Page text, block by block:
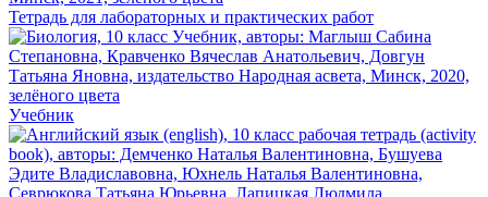
Тетрадь для лабораторных и практических работ
Учебник